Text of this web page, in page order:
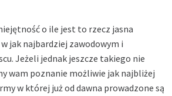
o ile jest to rzecz jasna
jak najbardziej zawodowym i
Jeżeli jednak jeszcze takiego nie
wam poznanie możliwie jak najbliżej
w której już od dawna prowadzone są